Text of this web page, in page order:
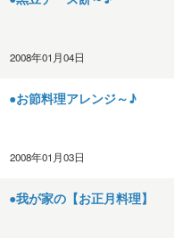
2008年01月04日
●お節料理アレンジ～♪
2008年01月03日
●我が家の【お正月料理】